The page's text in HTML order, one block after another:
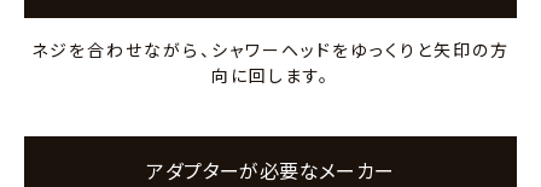
ネジを合わせながら、シャワーヘッドをゆっくりと矢印の方
向に回します。
アダプターが必要なメーカー